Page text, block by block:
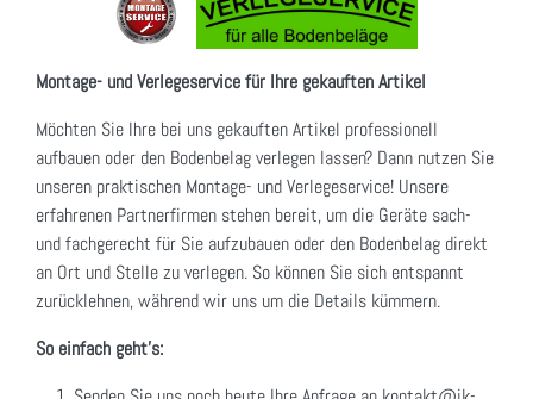
Montage- und Verlegeservice für Ihre gekauften Artikel
Möchten Sie Ihre bei uns gekauften Artikel professionell
aufbauen oder den Bodenbelag verlegen lassen? Dann nutzen Sie
unseren praktischen Montage- und Verlegeservice! Unsere
erfahrenen Partnerfirmen stehen bereit, um die Geräte sach-
und fachgerecht für Sie aufzubauen oder den Bodenbelag direkt
an Ort und Stelle zu verlegen. So können Sie sich entspannt
zurücklehnen, während wir uns um die Details kümmern.
So einfach geht's: